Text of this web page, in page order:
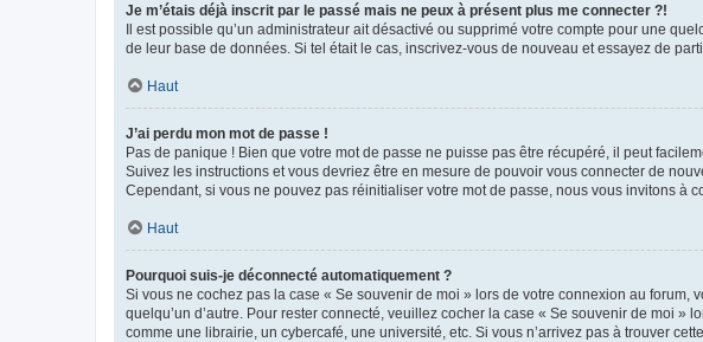
Je m’étais déjà inscrit par le passé mais ne peux à présent plus me connecter ?!
Il est possible qu’un administrateur ait désactivé ou supprimé votre compte pour une
de leur base de données. Si tel était le cas, inscrivez-vous de nouveau et essayez de
Haut
J’ai perdu mon mot de passe !
Pas de panique ! Bien que votre mot de passe ne puisse pas être récupéré, il peut
Suivez les instructions et vous devriez être en mesure de pouvoir vous connecter de
Cependant, si vous ne pouvez pas réinitialiser votre mot de passe, nous vous invitons à
Haut
Pourquoi suis-je déconnecté automatiquement ?
Si vous ne cochez pas la case « Se souvenir de moi » lors de votre connexion au
quelqu’un d’autre. Pour rester connecté, veuillez cocher la case « Se souvenir de moi
comme une librairie, un cybercafé, une université, etc. Si vous n’arrivez pas à trouver